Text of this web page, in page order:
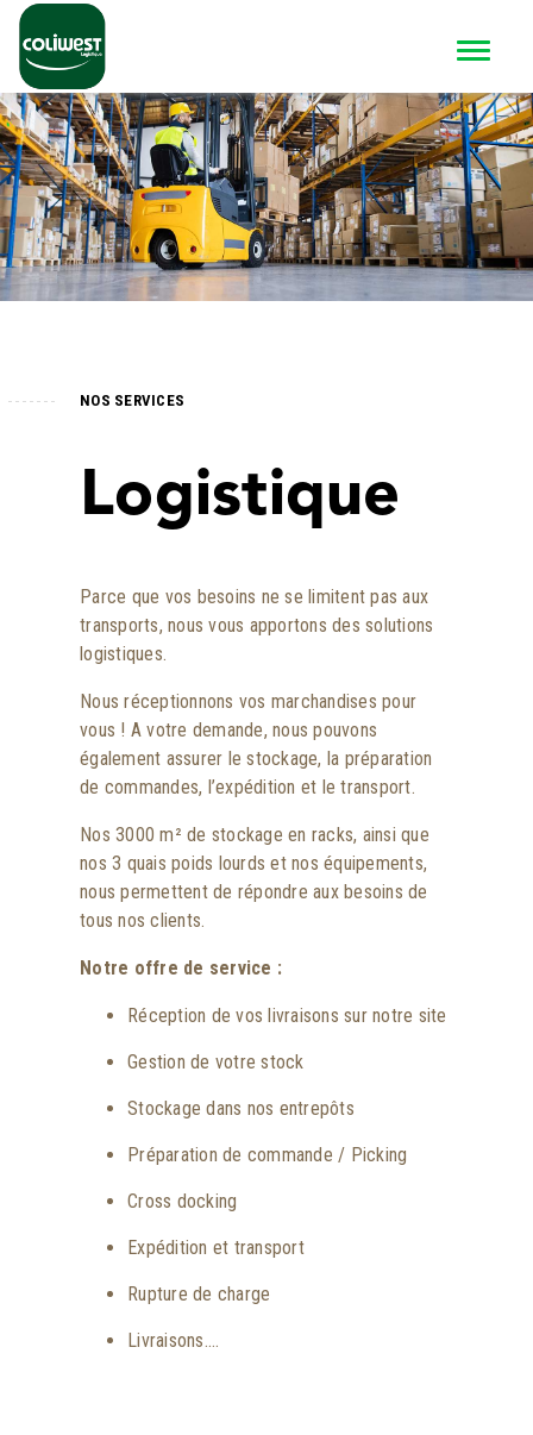
NOS SERVICES
Logistique
Parce que vos besoins ne se limitent pas aux
transports, nous vous apportons des solutions
logistiques.
Nous réceptionnons vos marchandises pour
vous ! A votre demande, nous pouvons
également assurer le stockage, la préparation
de commandes, l’expédition et le transport.
Nos 3000 m² de stockage en racks, ainsi que
nos 3 quais poids lourds et nos équipements,
nous permettent de répondre aux besoins de
tous nos clients.
Notre offre de service :
Réception de vos livraisons sur notre site
Gestion de votre stock
Stockage dans nos entrepôts
Préparation de commande / Picking
Cross docking
Expédition et transport
Rupture de charge
Livraisons….